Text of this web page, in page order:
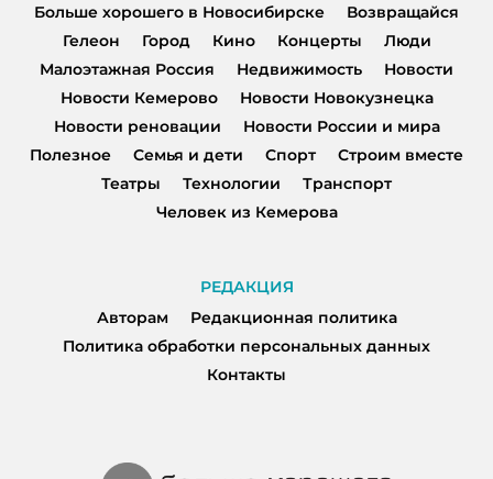
Больше хорошего в Новосибирске
Возвращайся
Гелеон
Город Кино Концерты
Люди
Малоэтажная Россия
Недвижимость
Новости
Новости Кемерово
Новости Новокузнецка
Новости реновации
Новости России и мира
Полезное
Семья и дети Спорт
Строим вместе
Театры
Технологии
Транспорт
Человек из Кемерова
РЕДАКЦИЯ
Авторам
Редакционная политика
Политика обработки персональных данных
Контакты